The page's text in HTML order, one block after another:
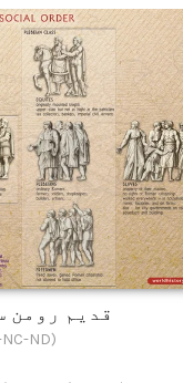
قدیم رومن
ND)